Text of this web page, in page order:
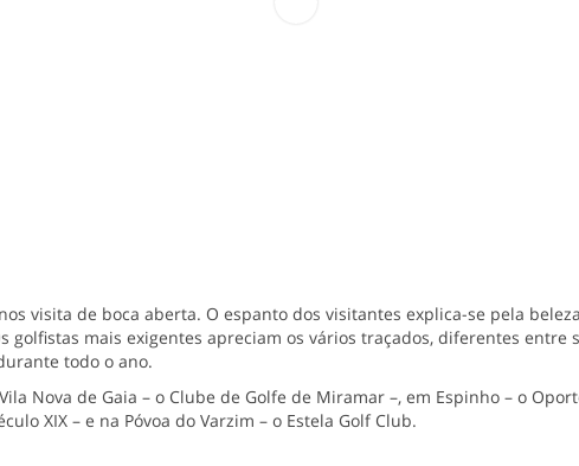
visita de boca aberta. O espanto dos visitantes explica-se pela
golfistas mais exigentes apreciam os vários traçados, diferentes
todo o ano.
Nova de Gaia – o Clube de Golfe de Miramar –, em Espinho – o
XIX – e na Póvoa do Varzim – o Estela Golf Club.